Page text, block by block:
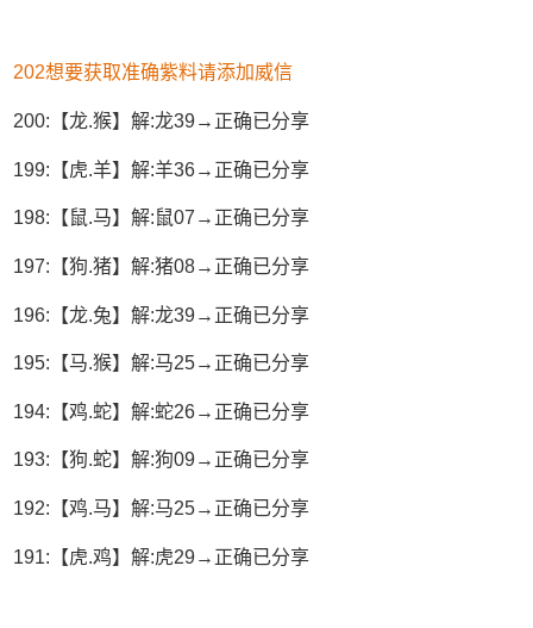
202想要获取准确紫料请添加威信
200:【龙.猴】解:龙39→正确已分享
199:【虎.羊】解:羊36→正确已分享
198:【鼠.马】解:鼠07→正确已分享
197:【狗.猪】解:猪08→正确已分享
196:【龙.兔】解:龙39→正确已分享
195:【马.猴】解:马25→正确已分享
194:【鸡.蛇】解:蛇26→正确已分享
193:【狗.蛇】解:狗09→正确已分享
192:【鸡.马】解:马25→正确已分享
191:【虎.鸡】解:虎29→正确已分享